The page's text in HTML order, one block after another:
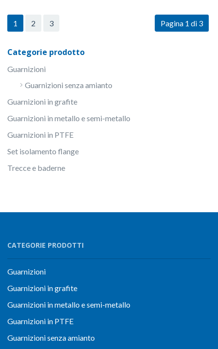
Pagina 1 di 3
1 2 3
Categorie prodotto
Guarnizioni
Guarnizioni senza amianto
Guarnizioni in grafite
Guarnizioni in metallo e semi-metallo
Guarnizioni in PTFE
Set isolamento flange
Trecce e baderne
CATEGORIE PRODOTTI
Guarnizioni
Guarnizioni in grafite
Guarnizioni in metallo e semi-metallo
Guarnizioni in PTFE
Guarnizioni senza amianto